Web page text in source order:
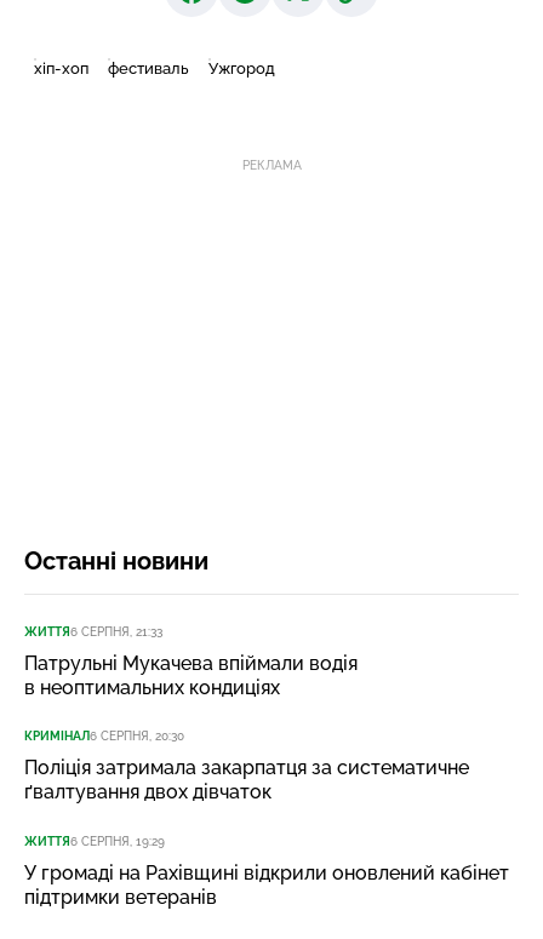
хіп-хоп фестиваль Ужгород
РЕКЛАМА
Останні новини
ЖИТТЯ6 СЕРПНЯ, 21:33
Патрульні Мукачева впіймали водія
в неоптимальних кондиціях
КРИМІНАЛ6 СЕРПНЯ, 20:30
Поліція затримала закарпатця за систематичне
ґвалтування двох дівчаток
ЖИТТЯ6 СЕРПНЯ, 19:29
У громаді на Рахівщині відкрили оновлений кабінет
підтримки ветеранів